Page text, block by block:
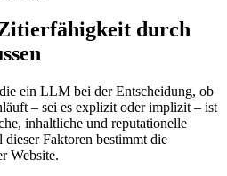
durch
ein LLM bei der Entscheidung, ob
– sei es explizit oder implizit – ist
inhaltliche und reputationelle
Faktoren bestimmt die
Website.